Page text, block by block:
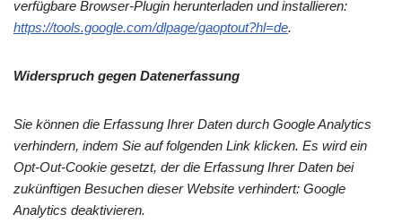
verfügbare Browser-Plugin herunterladen und installieren:
https://tools.google.com/dlpage/gaoptout?hl=de.
Widerspruch gegen Datenerfassung
Sie können die Erfassung Ihrer Daten durch Google Analytics
verhindern, indem Sie auf folgenden Link klicken. Es wird ein
Opt-Out-Cookie gesetzt, der die Erfassung Ihrer Daten bei
zukünftigen Besuchen dieser Website verhindert: Google
Analytics deaktivieren.